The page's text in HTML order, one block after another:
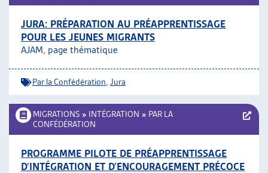
JURA: PRÉPARATION AU PRÉAPPRENTISSAGE
POUR LES JEUNES MIGRANTS
AJAM, page thématique
Par la Confédération Jura
MIGRATIONS » INTÉGRATION » PAR LA
CONFÉDÉRATION
PROGRAMME PILOTE DE PRÉAPPRENTISSAGE
D’INTÉGRATION ET D’ENCOURAGEMENT PRÉCOCE